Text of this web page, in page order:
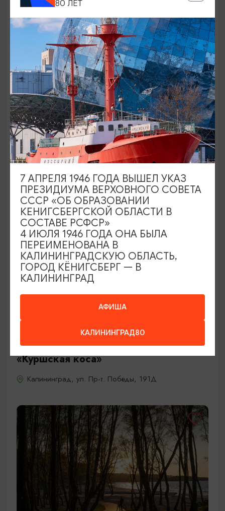
ВЕЛОСИПЕДЫ
«Фрайдей Центр»/Friday Center:
Велопрогулка в Национальном парке
«Виштынецкий»
Калининград, ул. Пр-т. Победы, 191Д
«Фрайдей Центр»/Friday Center:
Велопрогулка в Национальном парке
«Куршская коса»
Калининград, ул. Пр-т. Победы, 191Д
80 ЛЕТ
АФИША
КАЛИНИНГРАД80
7 АПРЕЛЯ 1946 ГОДА ВЫШЕЛ УКАЗ
ПРЕЗИДИУМА ВЕРХОВНОГО СОВЕТА
СССР «ОБ ОБРАЗОВАНИИ
КЕНИГСБЕРГСКОЙ ОБЛАСТИ В
СОСТАВЕ РСФСР»
4 ИЮЛЯ 1946 ГОДА ОНА БЫЛА
ПЕРЕИМЕНОВАНА В
КАЛИНИНГРАДСКУЮ ОБЛАСТЬ,
ГОРОД КЁНИГСБЕРГ — В
КАЛИНИНГРАД